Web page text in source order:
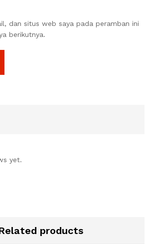
dan situs web saya pada peramban ini
berikutnya.
yet.
products